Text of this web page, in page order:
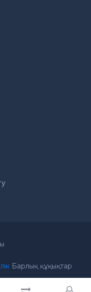
Барлық құқықтар